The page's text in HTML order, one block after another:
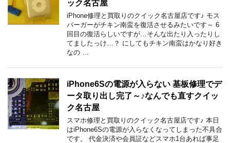
ック名古屋
iPhone修理と買取りのクイック名古屋店です♪ モス
バーガーがチキン南蛮を復活させるみたいです～ 6
回目の復活らしいですが…そんな出たり入ったりし
てましたっけ…？ にしてもチキン南蛮はかなり好き
なの …
iPhone6Sの電源が入らない 基板修理でデ
ータ取り出し完了～♪なんでも直すクイッ
ク名古屋
スマホ修理と買取りのクイック名古屋店です♪ 本日
はiPhone6Sの電源が入らなくなってしまった不具合
です。 代金決済や会員証などスマホ1台あれば事足